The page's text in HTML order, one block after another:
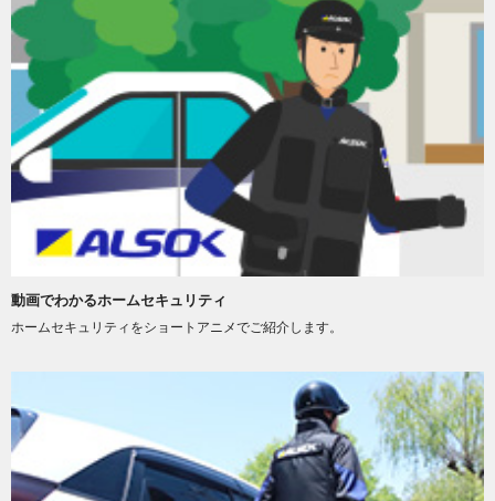
動画でわかるホームセキュリティ
ホームセキュリティをショートアニメでご紹介します。